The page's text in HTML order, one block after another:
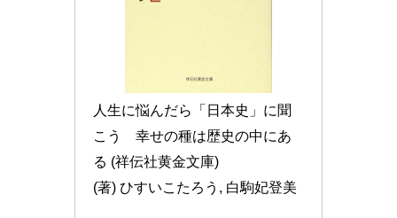
人生に悩んだら「日本史」に聞
こう　幸せの種は歴史の中にあ
る (祥伝社黄金文庫)
(著) ひすいこたろう, 白駒妃登美